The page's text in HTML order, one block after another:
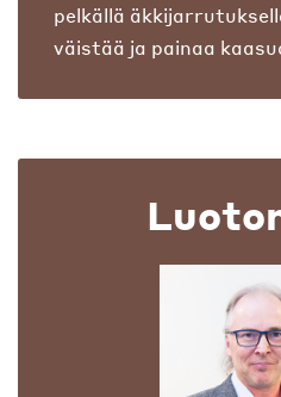
pelkällä
väistää ja painaa